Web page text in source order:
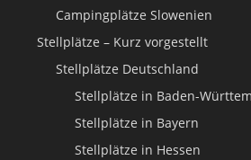
Campingplätze Slowenien
Stellplätze – Kurz vorgestellt
Stellplätze Deutschland
Stellplätze in Baden-
Stellplätze in Bayern
Stellplätze in Hessen